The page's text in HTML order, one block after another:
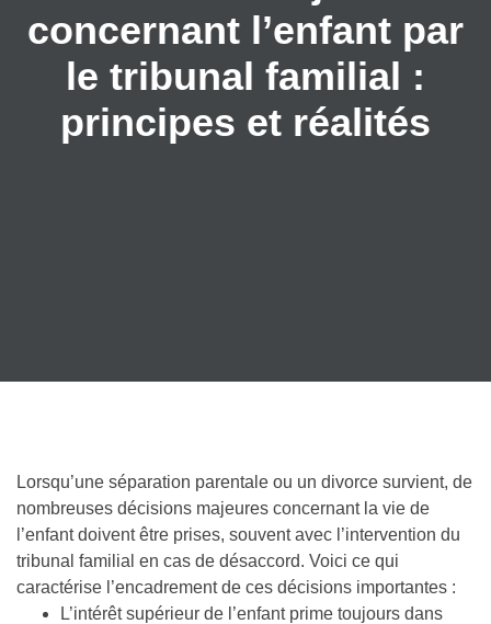
concernant l’enfant par
le tribunal familial :
principes et réalités
Lorsqu’une séparation parentale ou un divorce survient, de
nombreuses décisions majeures concernant la vie de
l’enfant doivent être prises, souvent avec l’intervention du
tribunal familial en cas de désaccord. Voici ce qui
caractérise l’encadrement de ces décisions importantes :
L’intérêt supérieur de l’enfant prime toujours dans